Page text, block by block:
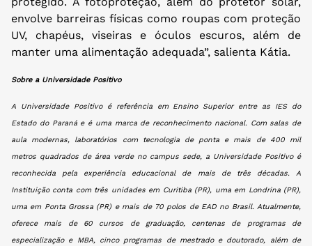
envolve barreiras físicas como roupas com proteção
UV, chapéus, viseiras e óculos escuros, além de
manter uma alimentação adequada”, salienta Kátia.
Sobre a Universidade Positivo
A Universidade Positivo é referência em Ensino Superior entre as IES do
Estado do Paraná e é uma marca de reconhecimento nacional. Com salas de
aula modernas, laboratórios com tecnologia de ponta e mais de 400 mil
metros quadrados de área verde no campus sede, a Universidade Positivo é
reconhecida pela experiência educacional de mais de três décadas. A
Instituição conta com três unidades em Curitiba (PR), uma em Londrina (PR),
uma em Ponta Grossa (PR) e mais de 70 polos de EAD no Brasil. Atualmente,
oferece mais de 60 cursos de graduação, centenas de programas de
especialização e MBA, cinco programas de mestrado e doutorado, além de